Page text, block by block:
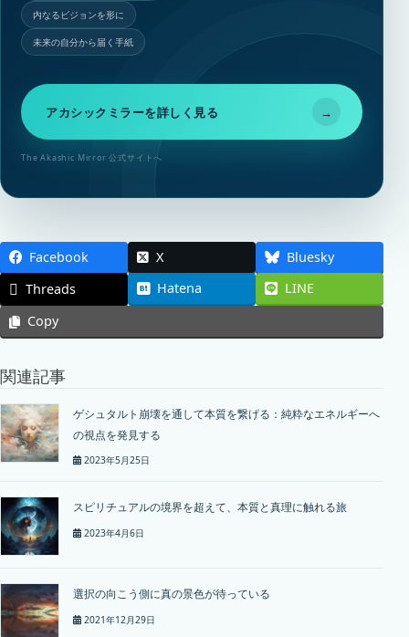
内なるビジョンを形に
未来の自分から届く手紙
アカシックミラーを詳しく見る →
The Akashic Mirror 公式サイトへ
Facebook X
Bluesky
Threads
Hatena
LINE
Copy
関連記事
ゲシュタルト崩壊を通して本質を繋げる：純粋なエネルギーへ
の視点を発見する
2023年5月25日
スピリチュアルの境界を超えて、本質と真理に触れる旅
2023年4月6日
選択の向こう側に真の景色が待っている
2021年12月29日